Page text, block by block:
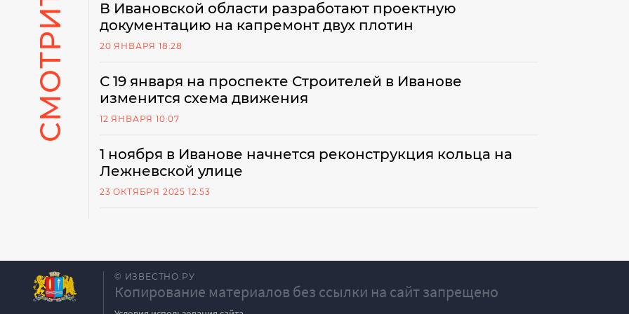
В Ивановской области разработают проектную
документацию на капремонт двух плотин
20 ЯНВАРЯ 18:28
С 19 января на проспекте Строителей в Иванове
изменится схема движения
12 ЯНВАРЯ 10:07
1 ноября в Иванове начнется реконструкция кольца на
Лежневской улице
23 ОКТЯБРЯ 2025 12:53
© ИЗВЕСТНО.РУ
Копирование материалов без ссылки на сайт запрещено